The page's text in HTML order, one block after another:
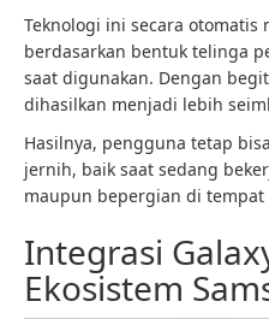
Teknologi ini secara otomatis
berdasarkan bentuk telinga
saat digunakan. Dengan
dihasilkan menjadi lebih
Hasilnya, pengguna tetap
jernih, baik saat sedang
maupun bepergian di tempat
Integrasi
Ekosistem